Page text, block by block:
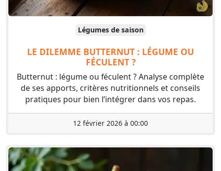
Légumes de saison
LE DILEMME BUTTERNUT : LÉGUME OU
FÉCULENT ?
Butternut : légume ou féculent ? Analyse complète
de ses apports, critères nutritionnels et conseils
pratiques pour bien l’intégrer dans vos repas.
12 février 2026 à 00:00